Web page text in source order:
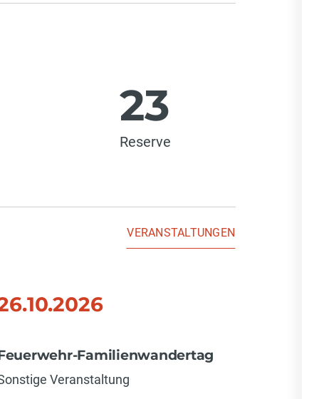
23
Reserve
VERANSTALTUNGEN
Familienwandertag
Veranstaltung